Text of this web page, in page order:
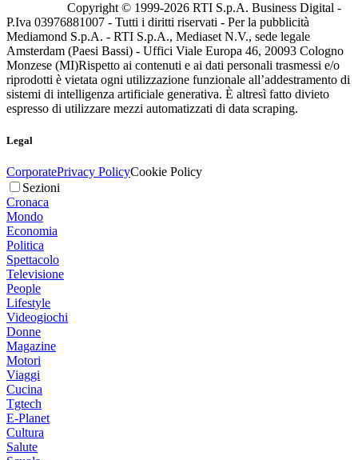
Copyright © 1999-2026 RTI S.p.A. Business Digital -
P.Iva 03976881007 - Tutti i diritti riservati - Per la pubblicità
Mediamond S.p.A. - RTI S.p.A., Mediaset N.V., sede legale
Amsterdam (Paesi Bassi) - Uffici Viale Europa 46, 20093 Cologno
Monzese (MI)Rispetto ai contenuti e ai dati personali trasmessi e/o
riprodotti è vietata ogni utilizzazione funzionale all’addestramento di
sistemi di intelligenza artificiale generativa. È altresì fatto divieto
espresso di utilizzare mezzi automatizzati di data scraping.
Legal
CorporatePrivacy PolicyCookie Policy
Sezioni
Cronaca
Mondo
Economia
Politica
Spettacolo
Televisione
People
Lifestyle
Videogiochi
Donne
Magazine
Motori
Viaggi
Cucina
Tgtech
E-Planet
Cultura
Salute